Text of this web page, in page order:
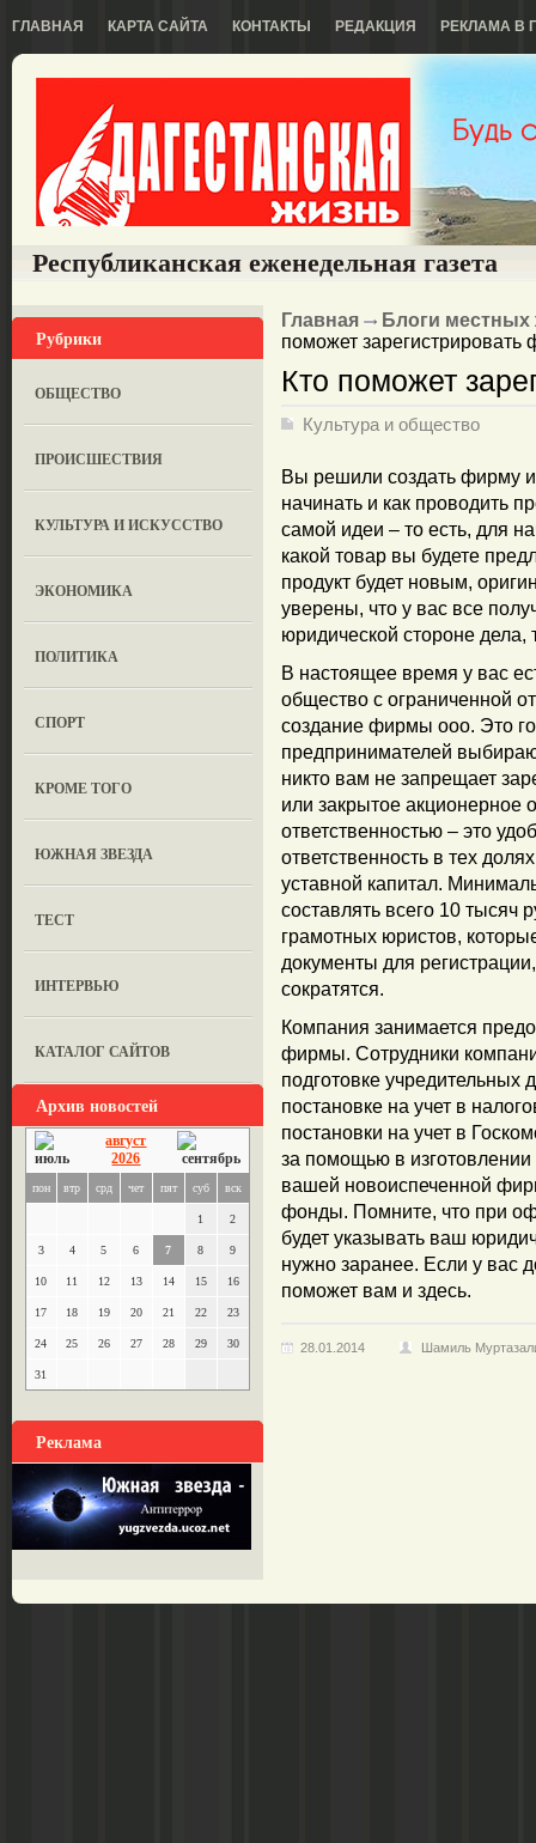
ГЛАВНАЯ КАРТА САЙТА КОНТАКТЫ РЕДАКЦИЯ РЕКЛАМА В
Республиканская еженедельная газета
Рубрики
ОБЩЕСТВО
ПРОИСШЕСТВИЯ
КУЛЬТУРА И ИСКУССТВО
ЭКОНОМИКА
ПОЛИТИКА
СПОРТ
КРОМЕ ТОГО
ЮЖНАЯ ЗВЕЗДА
ТЕСТ
ИНТЕРВЬЮ
КАТАЛОГ САЙТОВ
Архив новостей
август
2026
пон втр срд чет пят суб вск
1 2
3 4 5 6 7 8 9
10 11 12 13 14 15 16
17 18 19 20 21 22 23
24 25 26 27 28 29 30
31
Реклама
Главная
Блоги местных
поможет зарегистрировать
Кто поможет
Культура и общество
Вы решили создать фирму
начинать и как проводить
самой идеи – то есть, для
какой товар вы будете
продукт будет новым,
уверены, что у вас все
юридической стороне дела,
В настоящее время у вас
общество с ограниченной
создание фирмы ооо. Это
предпринимателей
никто вам не запрещает
или закрытое акционерное
ответственностью – это
ответственность в тех
уставной капитал.
составлять всего 10 тысяч
грамотных юристов,
документы для
сократятся.
Компания занимается
фирмы. Сотрудники
подготовке учредительных
постановке на учет в
постановки на учет в
за помощью в
вашей новоиспеченной
фонды. Помните, что при
будет указывать ваш
нужно заранее. Если у вас
поможет вам и здесь.
28.01.2014 Шамиль